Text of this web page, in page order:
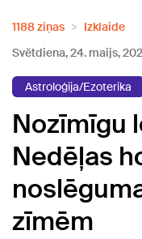
1188 ziņas
Izklaide
Svētdiena, 24. maijs,
Astroloģija/Ezoterika
Nozīmīgu
Nedēļas
zīmēm